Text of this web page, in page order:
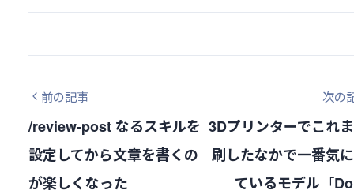
前の記事
/review-post なるスキルを
設定してから文章を書くの
が楽しくなった
次の
3Dプリンターでこれ
刷したなかで一番気
ているモデル「